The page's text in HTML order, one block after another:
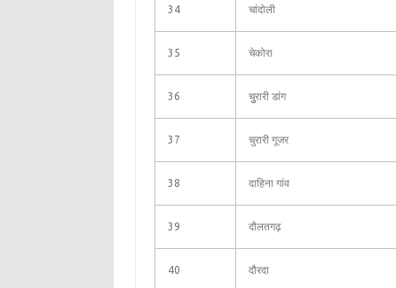
34 चांदोली
35 चेकोरा
36 चुुरारी डांग
37 चुरारी गूजर
38 दाहिना गांव
39 दौलतगढ़
40 दौरदा